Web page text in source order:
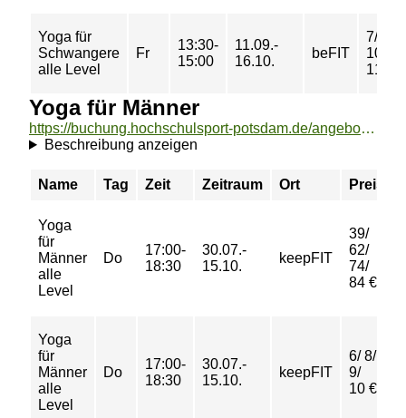
Yoga für
Schwangere
alle Level
Fr
13:30-
15:00
11.09.-
16.10.
beFIT
7/ 9/
10/
11 €
Yoga für Männer
https://buchung.hochschulsport-potsdam.de/angebote/aktueller_zeitraum/_Yoga_fuer_Maenner.html
Beschreibung anzeigen
Name Tag Zeit Zeitraum Ort Preis
Yoga
für
Männer
alle
Level
Do
17:00-
18:30
30.07.-
15.10.
keepFIT
39/
62/
74/
84 €
Yoga
für
Männer
alle
Level
Do
17:00-
18:30
30.07.-
15.10.
keepFIT
6/ 8/
9/
10 €